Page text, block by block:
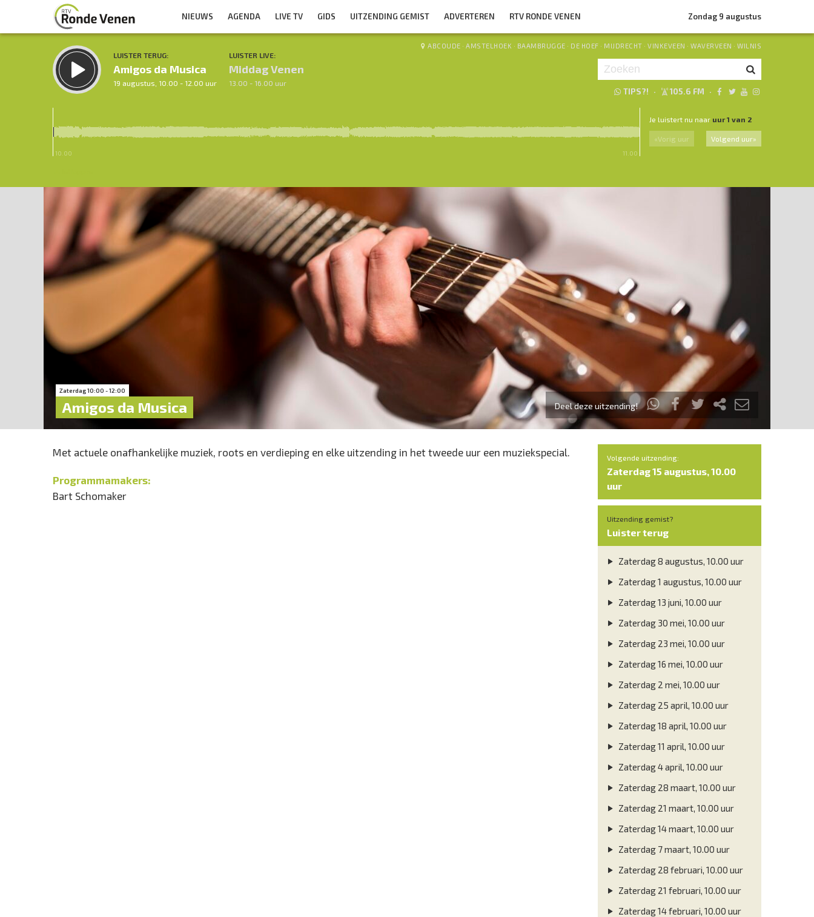
NIEUWS AGENDA LIVE TV GIDS UITZENDING GEMIST ADVERTEREN RTV RONDE VENEN Zondag 9 augustus
LUISTER TERUG:
Amigos da Musica
19 augustus, 10.00 - 12.00 uur
LUISTER LIVE:
Middag Venen
13.00 - 16.00 uur
ABCOUDE · AMSTELHOEK · BAAMBRUGGE · DE HOEF · MIJDRECHT · VINKEVEEN · WAVERVEEN · WILNIS
TIPS?! · 105.6 FM ·
10.00 11.00
Je luistert nu naar uur 1 van 2
«Vorig uur Volgend uur»
Zaterdag 10:00 - 12:00
Amigos da Musica Deel deze uitzending!
Met actuele onafhankelijke muziek, roots en verdieping en elke uitzending in het tweede uur een muziekspecial.
Programmamakers:
Bart Schomaker
Volgende uitzending:
Zaterdag 15 augustus, 10.00
uur
Uitzending gemist?
Luister terug
Zaterdag 8 augustus, 10.00 uur
Zaterdag 1 augustus, 10.00 uur
Zaterdag 13 juni, 10.00 uur
Zaterdag 30 mei, 10.00 uur
Zaterdag 23 mei, 10.00 uur
Zaterdag 16 mei, 10.00 uur
Zaterdag 2 mei, 10.00 uur
Zaterdag 25 april, 10.00 uur
Zaterdag 18 april, 10.00 uur
Zaterdag 11 april, 10.00 uur
Zaterdag 4 april, 10.00 uur
Zaterdag 28 maart, 10.00 uur
Zaterdag 21 maart, 10.00 uur
Zaterdag 14 maart, 10.00 uur
Zaterdag 7 maart, 10.00 uur
Zaterdag 28 februari, 10.00 uur
Zaterdag 21 februari, 10.00 uur
Zaterdag 14 februari, 10.00 uur